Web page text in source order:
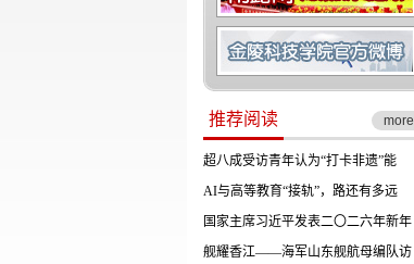
推荐阅读 more
超八成受访青年认为“打卡非遗”能
AI与高等教育“接轨”，路还有多远
国家主席习近平发表二〇二六年新年
舰耀香江——海军山东舰航母编队访